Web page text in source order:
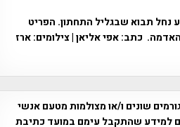
נחל תבוא שבגליל התחתון. הפריט
כתב: אפי אליאן | צילומים: ארז
שונים ו/או מצולמות מטעם אנשי
למידע שהתקבל עימם במועד כתיבת